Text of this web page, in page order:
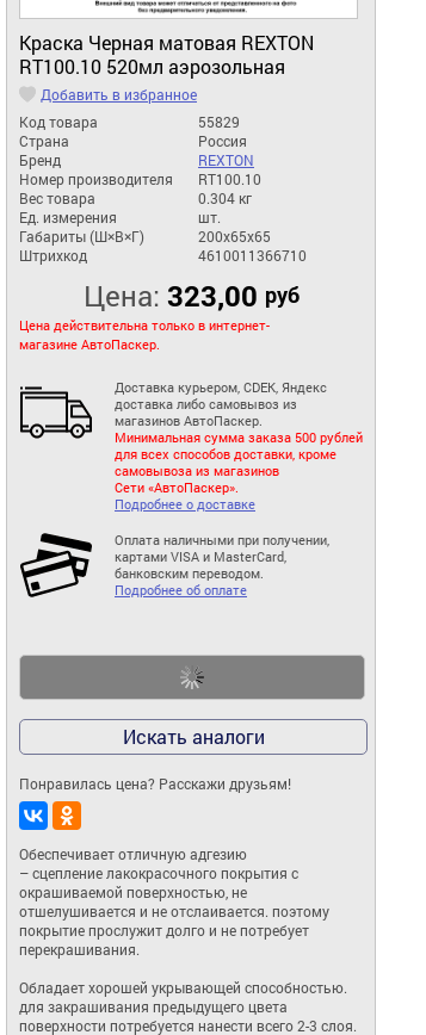
Краска Черная матовая REXTON
RT100.10 520мл аэрозольная
Добавить в избранное
Код товара
55829
Страна
Россия
Бренд
REXTON
Номер производителя
RT100.10
Вес товара
0.304 кг
Ед. измерения
шт.
Габариты (Ш×В×Г)
200x65x65
Штрихкод
4610011366710
Цена: 323,00 руб
Цена действительна только в интернет-
магазине АвтоПаскер.
Доставка курьером, CDEK, Яндекс
доставка либо самовывоз из
магазинов АвтоПаскер.
Минимальная сумма заказа 500 рублей
для всех способов доставки, кроме
самовывоза из магазинов
Сети «АвтоПаскер».
Подробнее о доставке
Оплата наличными при получении,
картами VISA и MasterCard,
банковским переводом.
Подробнее об оплате
Искать аналоги
Понравилась цена? Расскажи друзьям!
Обеспечивает отличную адгезию
– сцепление лакокрасочного покрытия с
окрашиваемой поверхностью, не
отшелушивается и не отслаивается. поэтому
покрытие прослужит долго и не потребует
перекрашивания.
Обладает хорошей укрывающей способностью.
для закрашивания предыдущего цвета
поверхности потребуется нанести всего 2-3 слоя.